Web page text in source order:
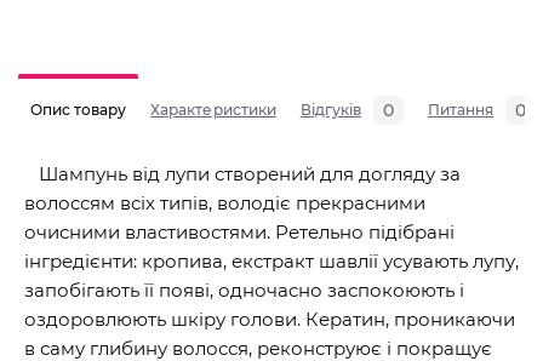
Опис товару Характеристики Відгуків 0 Питання 0
Шампунь від лупи створений для догляду за
волоссям всіх типів, володіє прекрасними
очисними властивостями. Ретельно підібрані
інгредієнти: кропива, екстракт шавлії усувають лупу,
запобігають її появі, одночасно заспокоюють і
оздоровлюють шкіру голови. Кератин, проникаючи
в саму глибину волосся, реконструює і покращує